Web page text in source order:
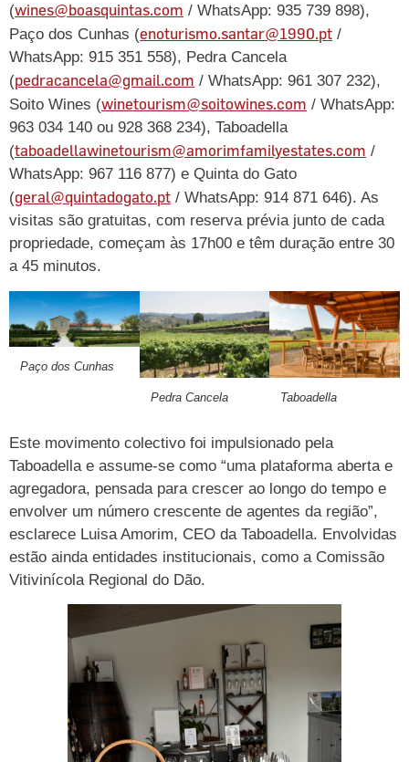
(wines@boasquintas.com / WhatsApp: 935 739 898),
Paço dos Cunhas (enoturismo.santar@1990.pt /
WhatsApp: 915 351 558), Pedra Cancela
(pedracancela@gmail.com / WhatsApp: 961 307 232),
Soito Wines (winetourism@soitowines.com / WhatsApp:
963 034 140 ou 928 368 234), Taboadella
(taboadellawinetourism@amorimfamilyestates.com /
WhatsApp: 967 116 877) e Quinta do Gato
(geral@quintadogato.pt / WhatsApp: 914 871 646). As
visitas são gratuitas, com reserva prévia junto de cada
propriedade, começam às 17h00 e têm duração entre 30
a 45 minutos.
Paço dos Cunhas
Pedra Cancela Taboadella
Este movimento colectivo foi impulsionado pela
Taboadella e assume-se como “uma plataforma aberta e
agregadora, pensada para crescer ao longo do tempo e
envolver um número crescente de agentes da região”,
esclarece Luisa Amorim, CEO da Taboadella. Envolvidas
estão ainda entidades institucionais, como a Comissão
Vitivinícola Regional do Dão.